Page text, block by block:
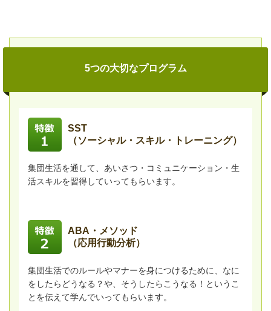
5つの大切なプログラム
SST
（ソーシャル・スキル・トレーニング）
集団生活を通して、あいさつ・コミュニケーション・生
活スキルを習得していってもらいます。
ABA・メソッド
（応用行動分析）
集団生活でのルールやマナーを身につけるために、なに
をしたらどうなる？や、そうしたらこうなる！というこ
とを伝えて学んでいってもらいます。